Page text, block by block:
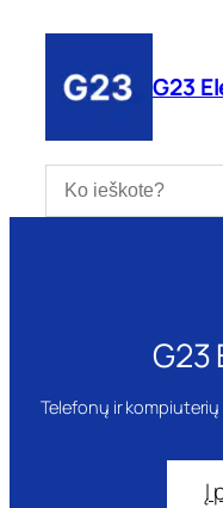
turinio
G23
G23
Telefonų ir
Į